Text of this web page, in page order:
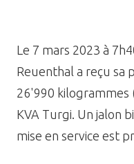
Le 7 mars 2023 à
Reuenthal a reçu sa
26'990 kilogrammes
KVA Turgi. Un jalon
mise en service est